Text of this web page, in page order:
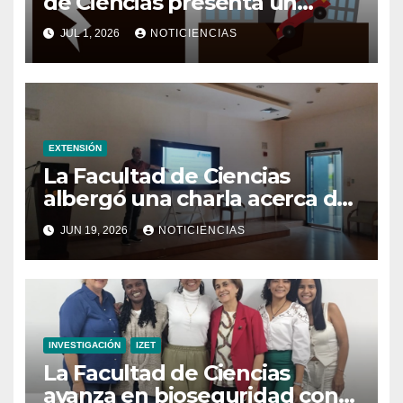
trabajo sobre el protocolo
estratégico de actuación
después de un sismo
JUL 1, 2026 NOTICIENCIAS
EXTENSIÓN
La Facultad de Ciencias
albergó una charla acerca de
la transformación hacia la
refrigeración sostenible
JUN 19, 2026 NOTICIENCIAS
INVESTIGACIÓN IZET
La Facultad de Ciencias
avanza en bioseguridad con